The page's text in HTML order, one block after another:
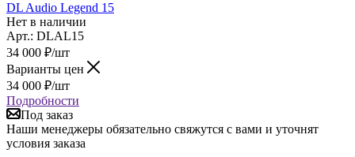
DL Audio Legend 15
Нет в наличии
Арт.: DLAL15
34 000 ₽/шт
Варианты цен
34 000 ₽/шт
Подробности
Под заказ
Наши менеджеры обязательно свяжутся с вами и уточнят
условия заказа